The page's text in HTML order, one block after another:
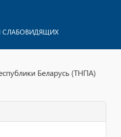
СЛАБОВИДЯЩИХ
Беларусь (ТНПА)